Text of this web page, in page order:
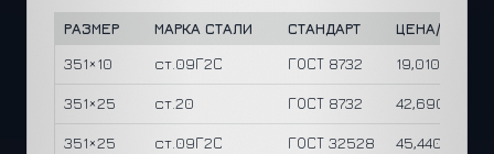
РАЗМЕР МАРКА СТАЛИ СТАНДАРТ ЦЕНА/М
351×10
ст.09Г2С ГОСТ 8732 19,010 ₽
351×25 ст.20 ГОСТ 8732 42,690 ₽
351×25 ст.09Г2С ГОСТ 32528 45,440 ₽